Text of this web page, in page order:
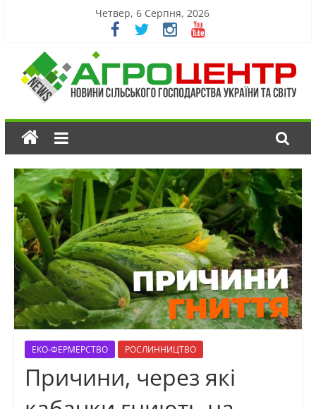
Четвер, 6 Серпня, 2026
ЕКО-ФЕРМЕРСТВО РОСЛИННИЦТВО
Причини, через які